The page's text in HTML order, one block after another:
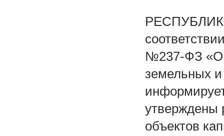
№237-ФЗ «О
земельных
утверждены
объектов